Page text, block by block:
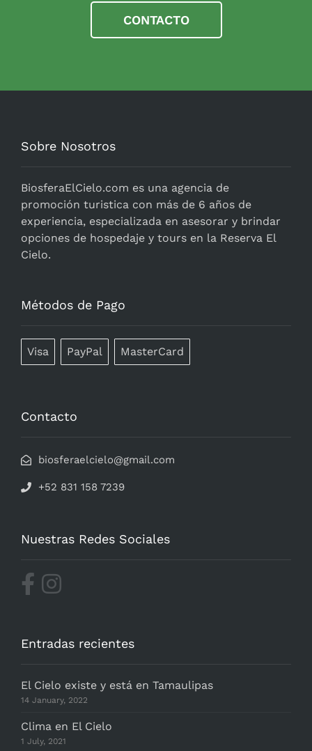
CONTACTO
Sobre Nosotros
BiosferaElCielo.com es una agencia de
promoción turistica con más de 6 años de
experiencia, especializada en asesorar y brindar
opciones de hospedaje y tours en la Reserva El
Cielo.
Métodos de Pago
Visa PayPal MasterCard
Contacto
biosferaelcielo@gmail.com
+52 831 158 7239
Nuestras Redes Sociales
Entradas recientes
El Cielo existe y está en Tamaulipas
14 January, 2022
Clima en El Cielo
1 July, 2021